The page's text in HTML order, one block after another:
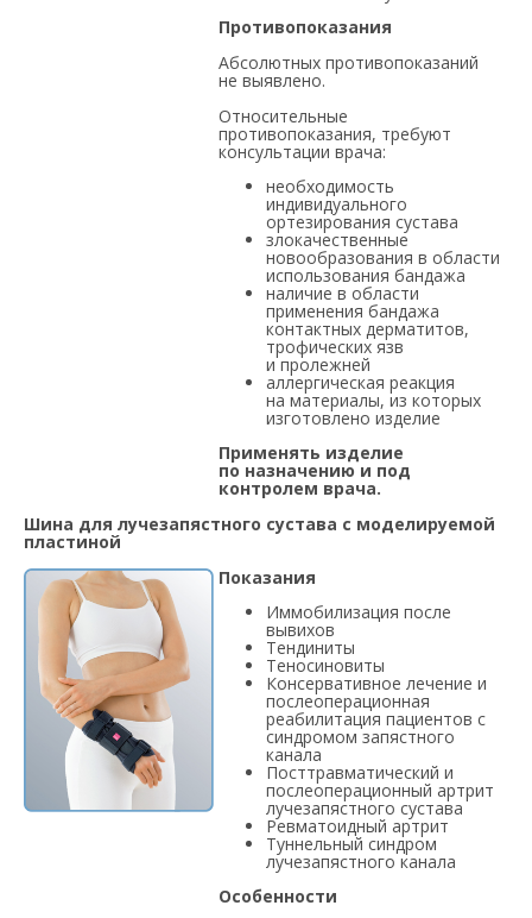
Противопоказания
Абсолютных противопоказаний
не выявлено.
Относительные
противопоказания, требуют
консультации врача:
необходимость
индивидуального
ортезирования сустава
злокачественные
новообразования в области
использования бандажа
наличие в области
применения бандажа
контактных дерматитов,
трофических язв
и пролежней
аллергическая реакция
на материалы, из которых
изготовлено изделие
Применять изделие
по назначению и под
контролем врача.
Шина для лучезапястного сустава с моделируемой
пластиной
Показания
Иммобилизация после
вывихов
Тендиниты
Теносиновиты
Консервативное лечение и
послеоперационная
реабилитация пациентов с
синдромом запястного
канала
Посттравматический и
послеоперационный артрит
лучезапястного сустава
Ревматоидный артрит
Туннельный синдром
лучезапястного канала
Особенности